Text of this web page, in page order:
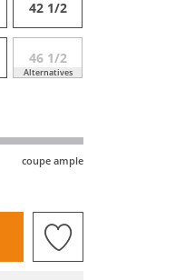
42 1/2
46 1/2
Alternatives
coupe ample